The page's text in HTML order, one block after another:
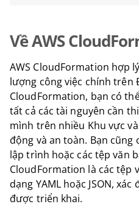
Về AWS
AWS CloudFormation hợp
lượng công việc chính trên
CloudFormation, bạn có
tất cả các tài nguyên cần
mình trên nhiều Khu vực
động và an toàn. Bạn
lập trình hoặc các tệp văn
CloudFormation là các tệp
dạng YAML hoặc JSON,
được triển khai.